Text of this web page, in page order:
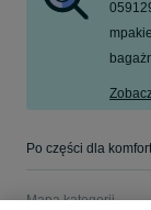
Mapa kategorii